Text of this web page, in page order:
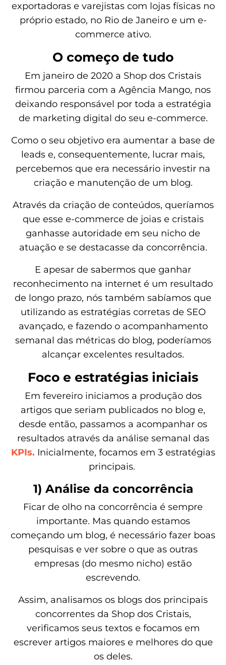
exportadoras e varejistas com lojas físicas no
próprio estado, no Rio de Janeiro e um e-
commerce ativo.
O começo de tudo
Em janeiro de 2020 a Shop dos Cristais
firmou parceria com a Agência Mango, nos
deixando responsável por toda a estratégia
de marketing digital do seu e-commerce.
Como o seu objetivo era aumentar a base de
leads e, consequentemente, lucrar mais,
percebemos que era necessário investir na
criação e manutenção de um blog.
Através da criação de conteúdos, queríamos
que esse e-commerce de joias e cristais
ganhasse autoridade em seu nicho de
atuação e se destacasse da concorrência.
E apesar de sabermos que ganhar
reconhecimento na internet é um resultado
de longo prazo, nós também sabíamos que
utilizando as estratégias corretas de SEO
avançado, e fazendo o acompanhamento
semanal das métricas do blog, poderíamos
alcançar excelentes resultados.
Foco e estratégias iniciais
Em fevereiro iniciamos a produção dos
artigos que seriam publicados no blog e,
desde então, passamos a acompanhar os
resultados através da análise semanal das
KPIs. Inicialmente, focamos em 3 estratégias
principais.
1) Análise da concorrência
Ficar de olho na concorrência é sempre
importante. Mas quando estamos
começando um blog, é necessário fazer boas
pesquisas e ver sobre o que as outras
empresas (do mesmo nicho) estão
escrevendo.
Assim, analisamos os blogs dos principais
concorrentes da Shop dos Cristais,
verificamos seus textos e focamos em
escrever artigos maiores e melhores do que
os deles.